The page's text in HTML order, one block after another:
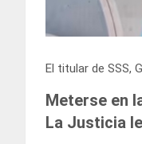
El titular de SSS,
Meterse en
La Justicia